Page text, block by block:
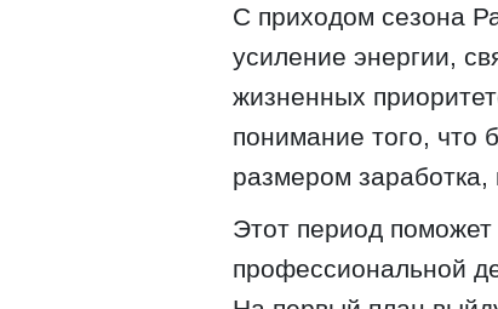
С приходом сезона
усиление энергии,
жизненных
понимание того, что
размером
Этот период
профессиональной